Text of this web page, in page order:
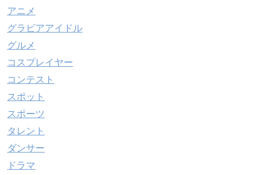
アニメ
グラビアアイドル
グルメ
コスプレイヤー
コンテスト
スポット
スポーツ
タレント
ダンサー
ドラマ